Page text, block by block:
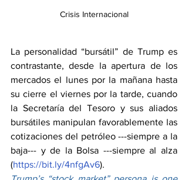
Crisis Internacional
La personalidad “bursátil” de Trump es
contrastante, desde la apertura de los
mercados el lunes por la mañana hasta
su cierre el viernes por la tarde, cuando
la Secretaría del Tesoro y sus aliados
bursátiles manipulan favorablemente las
cotizaciones del petróleo ---siempre a la
baja--- y de la Bolsa ---siempre al alza
(https://bit.ly/4nfgAv6).